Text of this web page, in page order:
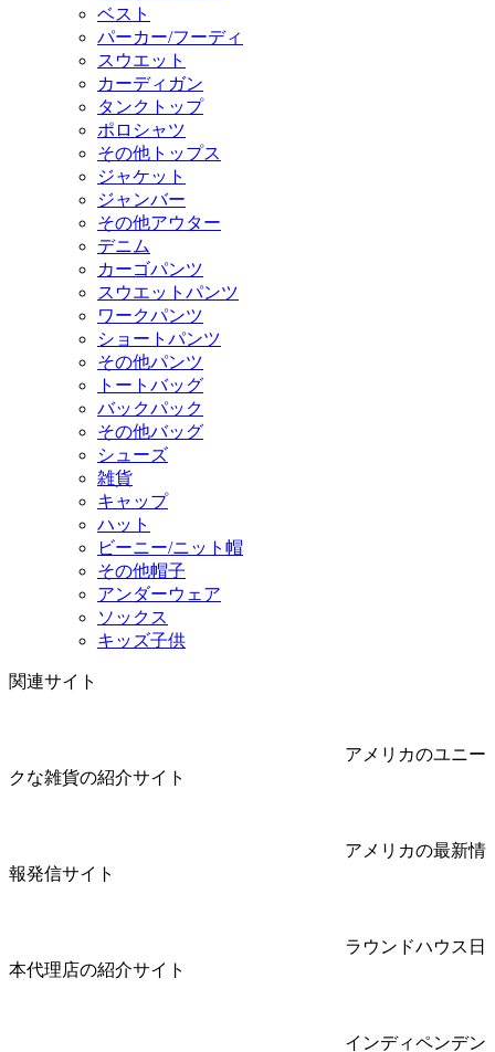
ベスト
パーカー/フーディ
スウエット
カーディガン
タンクトップ
ポロシャツ
その他トップス
ジャケット
ジャンバー
その他アウター
デニム
カーゴパンツ
スウエットパンツ
ワークパンツ
ショートパンツ
その他パンツ
トートバッグ
バックパック
その他バッグ
シューズ
雑貨
キャップ
ハット
ビーニー/ニット帽
その他帽子
アンダーウェア
ソックス
キッズ子供
関連サイト
アメリカのユニー
クな雑貨の紹介サイト
アメリカの最新情
報発信サイト
ラウンドハウス日
本代理店の紹介サイト
インディペンデン